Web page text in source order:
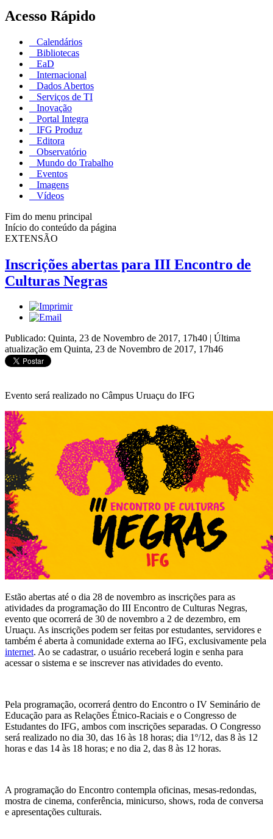
Acesso Rápido
Calendários
Bibliotecas
EaD
Internacional
Dados Abertos
Serviços de TI
Inovação
Portal Integra
IFG Produz
Editora
Observatório
Mundo do Trabalho
Eventos
Imagens
Vídeos
Fim do menu principal
Início do conteúdo da página
EXTENSÃO
Inscrições abertas para III Encontro de
Culturas Negras
Publicado: Quinta, 23 de Novembro de 2017, 17h40 | Última
atualização em Quinta, 23 de Novembro de 2017, 17h46
Evento será realizado no Câmpus Uruaçu do IFG
Estão abertas até o dia 28 de novembro as inscrições para as
atividades da programação do III Encontro de Culturas Negras,
evento que ocorrerá de 30 de novembro a 2 de dezembro, em
Uruaçu. As inscrições podem ser feitas por estudantes, servidores e
também é aberta à comunidade externa ao IFG, exclusivamente pela
internet. Ao se cadastrar, o usuário receberá login e senha para
acessar o sistema e se inscrever nas atividades do evento.
Pela programação, ocorrerá dentro do Encontro o IV Seminário de
Educação para as Relações Étnico-Raciais e o Congresso de
Estudantes do IFG, ambos com inscrições separadas. O Congresso
será realizado no dia 30, das 16 às 18 horas; dia 1º/12, das 8 às 12
horas e das 14 às 18 horas; e no dia 2, das 8 às 12 horas.
A programação do Encontro contempla oficinas, mesas-redondas,
mostra de cinema, conferência, minicurso, shows, roda de conversa
e apresentações culturais.